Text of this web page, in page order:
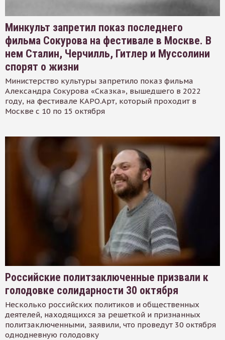
Минкульт запретил показ последнего
фильма Сокурова на фестивале в Москве. В
нем Сталин, Черчилль, Гитлер и Муссолини
спорят о жизни
Министерство культуры запретило показ фильма
Александра Сокурова «Сказка», вышедшего в 2022
году, на фестивале КАРО.Арт, который проходит в
Москве с 10 по 15 октября
Российские политзаключенные призвали к
голодовке солидарности 30 октября
Несколько российских политиков и общественных
деятелей, находящихся за решеткой и признанных
политзаключенными, заявили, что проведут 30 октября
однодневную голодовку